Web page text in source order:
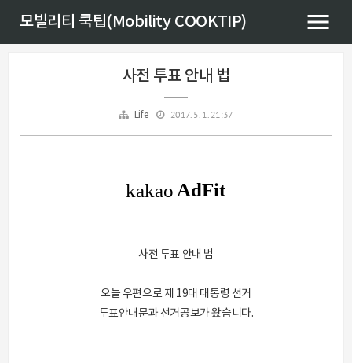
모빌리티 쿡팁(Mobility COOKTIP)
사전 투표 안내 법
Life 2017. 5. 1. 21:37
사전 투표 안내 법
오늘 우편으로 제 19대 대통령 선거
투표안내문과 선거공보가 왔습니다.